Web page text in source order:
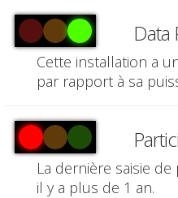
Data
Cette installation a
par rapport à sa
La dernière saisie
il y a plus de 1 an.